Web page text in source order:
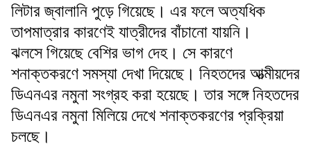
লিটার জ্বালানি পুড়ে গিয়েছে। এর ফলে অত্যধিক
তাপমাত্রার কারণেই যাত্রীদের বাঁচানো যায়নি।
ঝলসে গিয়েছে বেশির ভাগ দেহ। সে কারণে
শনাক্তকরণে সমস্যা দেখা দিয়েছে। নিহতদের আত্মীয়দের
ডিএনএর নমুনা সংগ্রহ করা হয়েছে। তার সঙ্গে নিহতদের
ডিএনএর নমুনা মিলিয়ে দেখে শনাক্তকরণের প্রক্রিয়া
চলছে।